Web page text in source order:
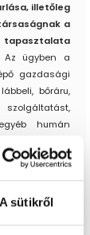
A sütikről
illetőleg
a
ügyben a
gazdasági
bőráru,
humán
szolgáltatás,
vásárlása,